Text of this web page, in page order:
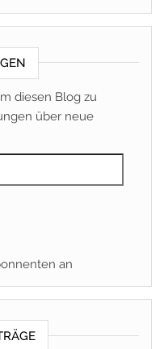
diesen Blog zu
über neue
an